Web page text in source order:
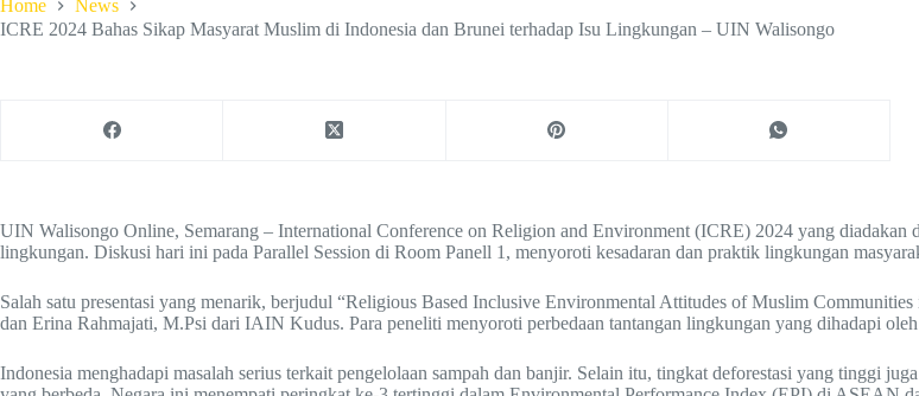
Home
News
ICRE 2024 Bahas Sikap Masyarat Muslim di Indonesia dan Brunei terhadap Isu Lingkungan – UIN Walisongo
UIN Walisongo Online, Semarang – International Conference on Religion and Environment (ICRE) 2024 yang diadakan
lingkungan. Diskusi hari ini pada Parallel Session di Room Panell 1, menyoroti kesadaran dan praktik lingkungan
Salah satu presentasi yang menarik, berjudul “Religious Based Inclusive Environmental Attitudes of Muslim
dan Erina Rahmajati, M.Psi dari IAIN Kudus. Para peneliti menyoroti perbedaan tantangan lingkungan yang dihadapi
Indonesia menghadapi masalah serius terkait pengelolaan sampah dan banjir. Selain itu, tingkat deforestasi yang tinggi